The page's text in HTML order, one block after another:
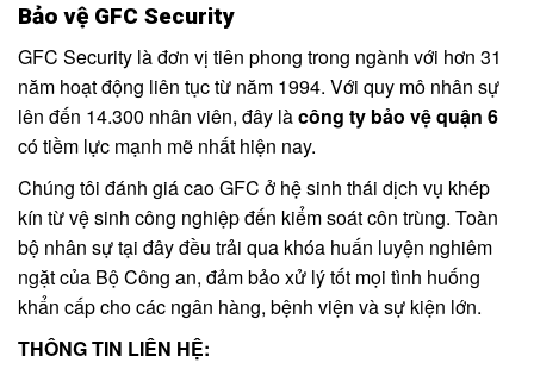
Bảo vệ GFC Security
GFC Security là đơn vị tiên phong trong ngành với hơn 31
năm hoạt động liên tục từ năm 1994. Với quy mô nhân sự
lên đến 14.300 nhân viên, đây làcông ty bảo vệ quận 6
có tiềm lực mạnh mẽ nhất hiện nay.
Chúng tôi đánh giá cao GFC ở hệ sinh thái dịch vụ khép
kín từ vệ sinh công nghiệp đến kiểm soát côn trùng. Toàn
bộ nhân sự tại đây đều trải qua khóa huấn luyện nghiêm
ngặt của Bộ Công an, đảm bảo xử lý tốt mọi tình huống
khẩn cấp cho các ngân hàng, bệnh viện và sự kiện lớn.
THÔNG TIN LIÊN HỆ: